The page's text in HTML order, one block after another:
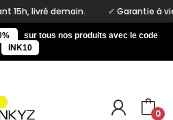
livré demain. Garantie à vie
sur tous nos produits avec le code
INK10
0